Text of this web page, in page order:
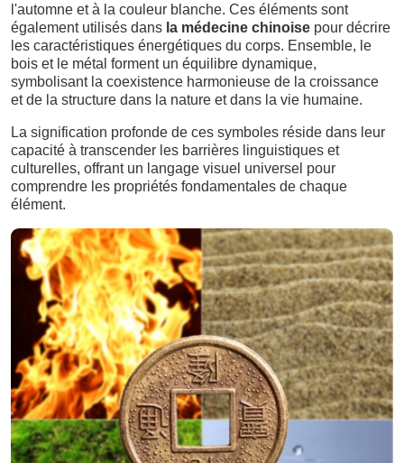
l'automne et à la couleur blanche. Ces éléments sont
également utilisés dans la médecine chinoise pour décrire
les caractéristiques énergétiques du corps. Ensemble, le
bois et le métal forment un équilibre dynamique,
symbolisant la coexistence harmonieuse de la croissance
et de la structure dans la nature et dans la vie humaine.
La signification profonde de ces symboles réside dans leur
capacité à transcender les barrières linguistiques et
culturelles, offrant un langage visuel universel pour
comprendre les propriétés fondamentales de chaque
élément.